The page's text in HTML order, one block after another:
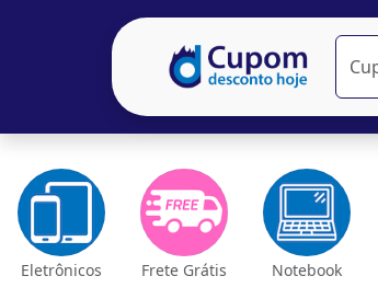
Eletrônicos Frete Grátis Notebook